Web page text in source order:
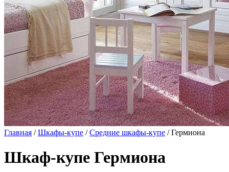
Главная /Шкафы-купе /Средние шкафы-купе / Гермиона
Шкаф-купе Гермиона